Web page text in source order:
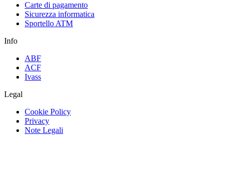
Carte di pagamento
Sicurezza informatica
Sportello ATM
Info
ABF
ACF
Ivass
Legal
Cookie Policy
Privacy
Note Legali